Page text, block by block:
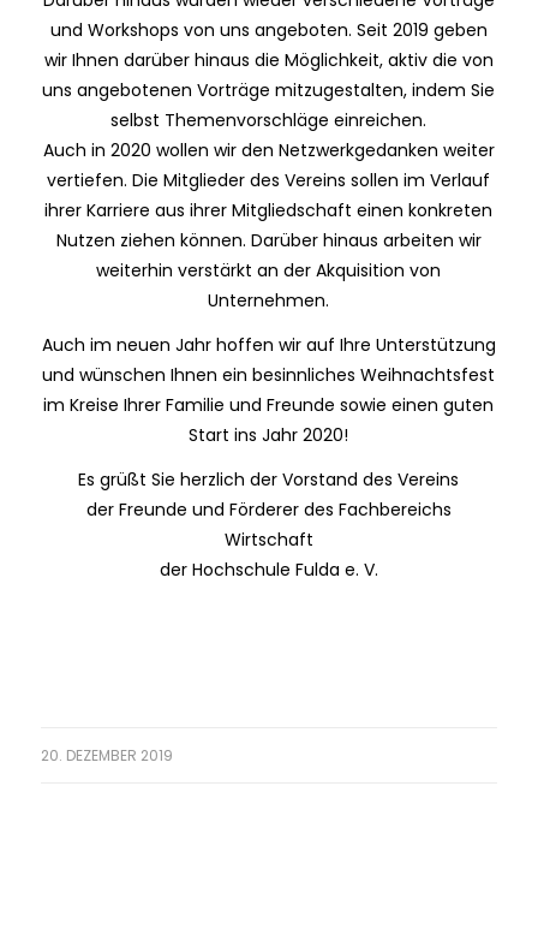
und Workshops von uns angeboten. Seit 2019 geben
wir Ihnen darüber hinaus die Möglichkeit, aktiv die von
uns angebotenen Vorträge mitzugestalten, indem Sie
selbst Themenvorschläge einreichen.
Auch in 2020 wollen wir den Netzwerkgedanken weiter
vertiefen. Die Mitglieder des Vereins sollen im Verlauf
ihrer Karriere aus ihrer Mitgliedschaft einen konkreten
Nutzen ziehen können. Darüber hinaus arbeiten wir
weiterhin verstärkt an der Akquisition von
Unternehmen.
Auch im neuen Jahr hoffen wir auf Ihre Unterstützung
und wünschen Ihnen ein besinnliches Weihnachtsfest
im Kreise Ihrer Familie und Freunde sowie einen guten
Start ins Jahr 2020!
Es grüßt Sie herzlich der Vorstand des Vereins
der Freunde und Förderer des Fachbereichs
Wirtschaft
der Hochschule Fulda e. V.
20. DEZEMBER 2019